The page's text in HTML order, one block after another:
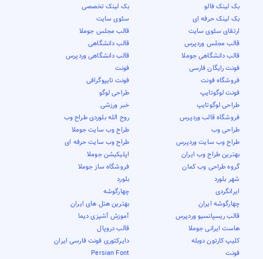
بک لینک فالو
بک لینک تخصصی
بک لینک حرفه ای
سئوی سایت
ارتقای سئوی سایت
قالب مجلس جوملا
قالب مجلس وردپرس
قالب دانشگاهی
قالب دانشگاهی جوملا
قالب دانشگاهی وردپرس
فونت رایگان فارسی
فونت
فروشگاه فونت
فونت تایپوگرافی
فونت لوگوتایپ
طراحی لوگو
طراحی لوگوتایپ
خبر ورزشی
فروشگاه قالب وردپرس
روح الله بلوردی طراح وب
طراحی وب
طراح وب سایت جوملا
طراح وب سایت وردپرس
طراح وب سایت حرفه ای
بهترین طراح وب ایران
اپلیکیشن جوملا
گروه طراحی وب کمان
فروشگاه ساز جوملا
شهر بلورد
بلورد
ایرانگردی
چهارگوشه
چهارگوشه ایران
بهترین هتل های ایران
قالب ریسپانسیو وردپرس
آموزش آشپزی دیما
هاست ایرانی جوملا
قالب دروپال
کلیپ کارتون دوبله
دایرکتوری فونت فارسی ایران
فونت
Persian Font